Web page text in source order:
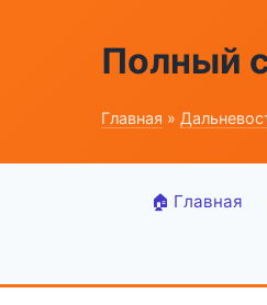
Полный
Главная »
🏠 Главная